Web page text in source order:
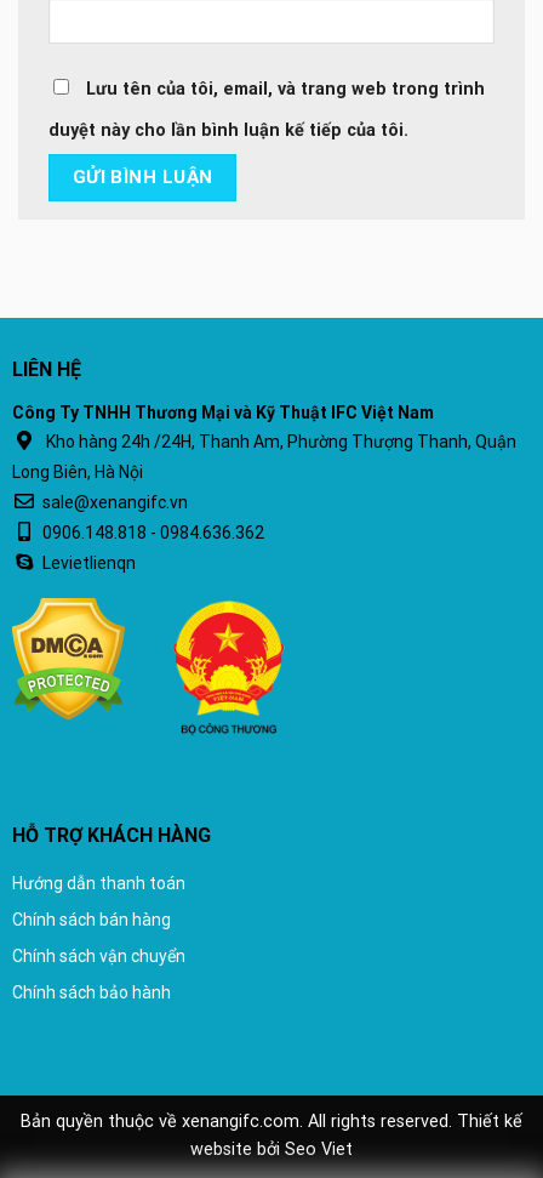
Lưu tên của tôi, email, và trang web trong trình
duyệt này cho lần bình luận kế tiếp của tôi.
LIÊN HỆ
Công Ty TNHH Thương Mại và Kỹ Thuật IFC Việt Nam
Kho hàng 24h /24H, Thanh Am, Phường Thượng Thanh, Quận
Long Biên, Hà Nội
sale@xenangifc.vn
0906.148.818 - 0984.636.362
Levietlienqn
HỖ TRỢ KHÁCH HÀNG
Hướng dẫn thanh toán
Chính sách bán hàng
Chính sách vận chuyển
Chính sách bảo hành
Bản quyền thuộc về xenangifc.com. All rights reserved. Thiết kế
website bởi Seo Viet